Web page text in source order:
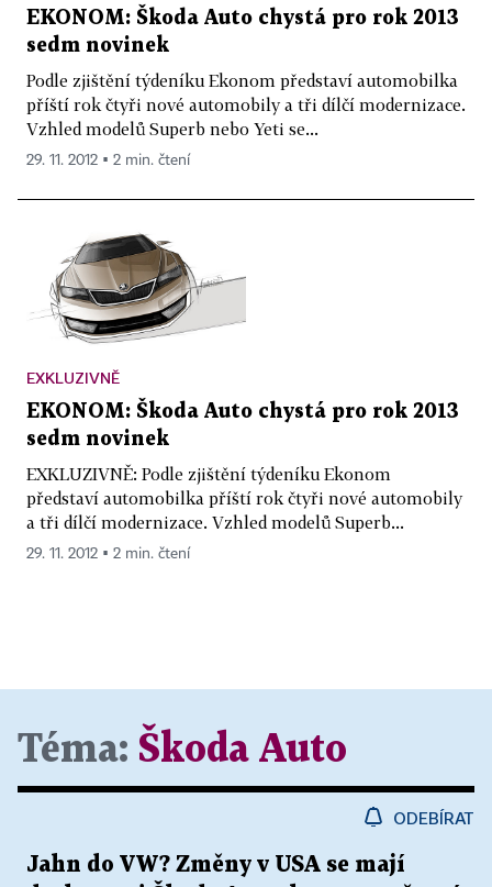
EKONOM: Škoda Auto chystá pro rok 2013
sedm novinek
Podle zjištění týdeníku Ekonom představí automobilka
příští rok čtyři nové automobily a tři dílčí modernizace.
Vzhled modelů Superb nebo Yeti se...
29. 11. 2012 ▪ 2 min. čtení
EXKLUZIVNĚ
EKONOM: Škoda Auto chystá pro rok 2013
sedm novinek
EXKLUZIVNĚ: Podle zjištění týdeníku Ekonom
představí automobilka příští rok čtyři nové automobily
a tři dílčí modernizace. Vzhled modelů Superb...
29. 11. 2012 ▪ 2 min. čtení
Téma: Škoda Auto
ODEBÍRAT
Jahn do VW? Změny v USA se mají